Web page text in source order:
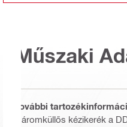
Műszaki
További
Háromküllős kézikerék a